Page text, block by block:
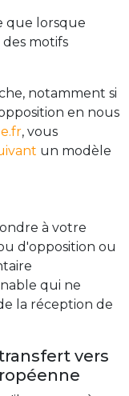
que lorsque
motifs
notamment si
en nous
, vous
un modèle
à votre
d'opposition ou
qui ne
la réception de
vers